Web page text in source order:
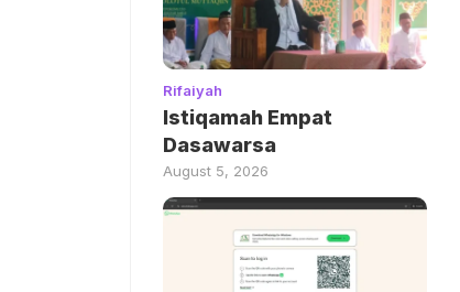
Rifaiyah
Istiqamah Empat
Dasawarsa
August 5, 2026